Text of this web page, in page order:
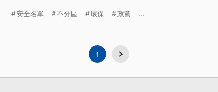
安全名單 不分區 環保 政黨 ...
1